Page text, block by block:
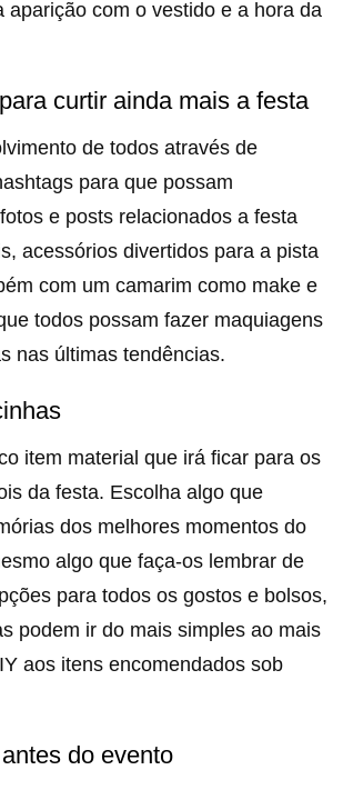
aparição com o vestido e a hora da
curtir ainda mais a festa
de todos através de
para que possam
e posts relacionados a festa
acessórios divertidos para a pista
com um camarim como make e
todos possam fazer maquiagens
nas últimas tendências.
item material que irá ficar para os
da festa. Escolha algo que
dos melhores momentos do
algo que faça-os lembrar de
para todos os gostos e bolsos,
podem ir do mais simples ao mais
aos itens encomendados sob
do evento